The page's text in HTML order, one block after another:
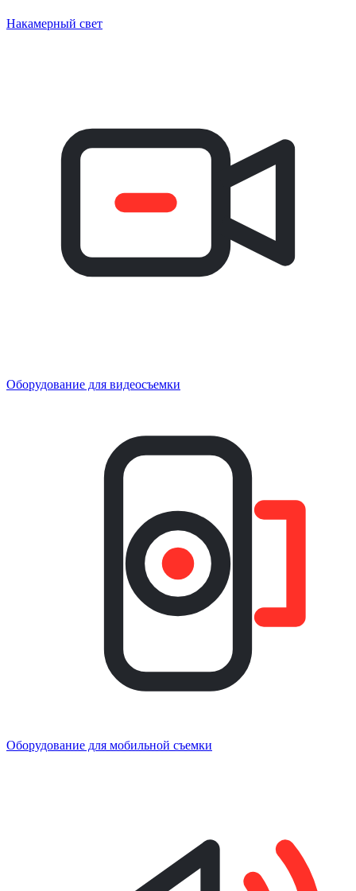
Накамерный свет
Оборудование для видеосъемки
Оборудование для мобильной съемки